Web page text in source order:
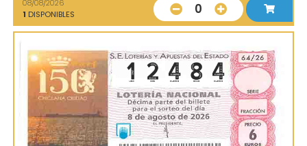
08/08/2026
1 DISPONIBLES 0